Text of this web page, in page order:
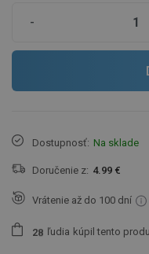
-
Dostupnosť: Na sklade
Doručenie z: 4.99 €
Vrátenie až do 100 dní
28 ľudia kúpil tento